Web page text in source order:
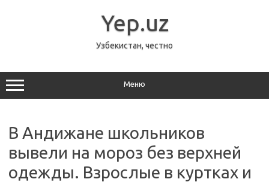
Yep.uz
Узбекистан, честно
Меню
В Андижане школьников
вывели на мороз без верхней
одежды. Взрослые в куртках и